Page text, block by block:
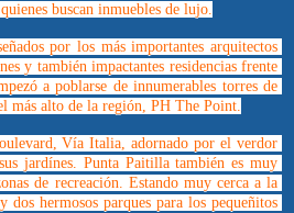
buscan inmuebles de lujo.
por los más importantes arquitectos
y también impactantes residencias frente
a poblarse de innumerables torres de
más alto de la región, PH The Point.
Vía Italia, adornado por el verdor
jardínes. Punta Paitilla también es muy
de recreación. Estando muy cerca a la
dos hermosos parques para los pequeñitos